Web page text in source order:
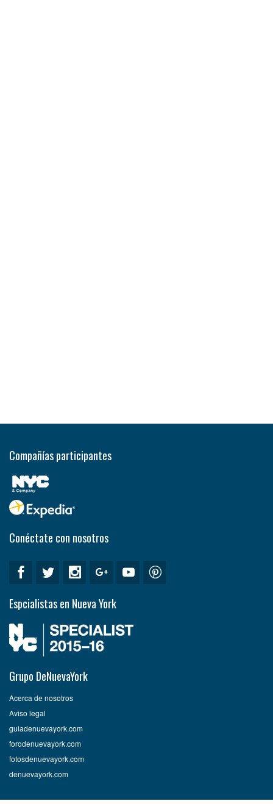
Compañías participantes
Conéctate con nosotros
Espcialistas en Nueva York
Grupo DeNuevaYork
Acerca de nosotros
Aviso legal
guiadenuevayork.com
forodenuevayork.com
fotosdenuevayork.com
denuevayork.com